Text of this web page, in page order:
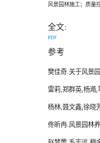
风景园林施工；质量
全文:
PDF
参考
樊佳奇.关于风景
雷莉,郑群英,杨澔
杨林,聂文鑫,徐晓
佟昕冉.风景园林